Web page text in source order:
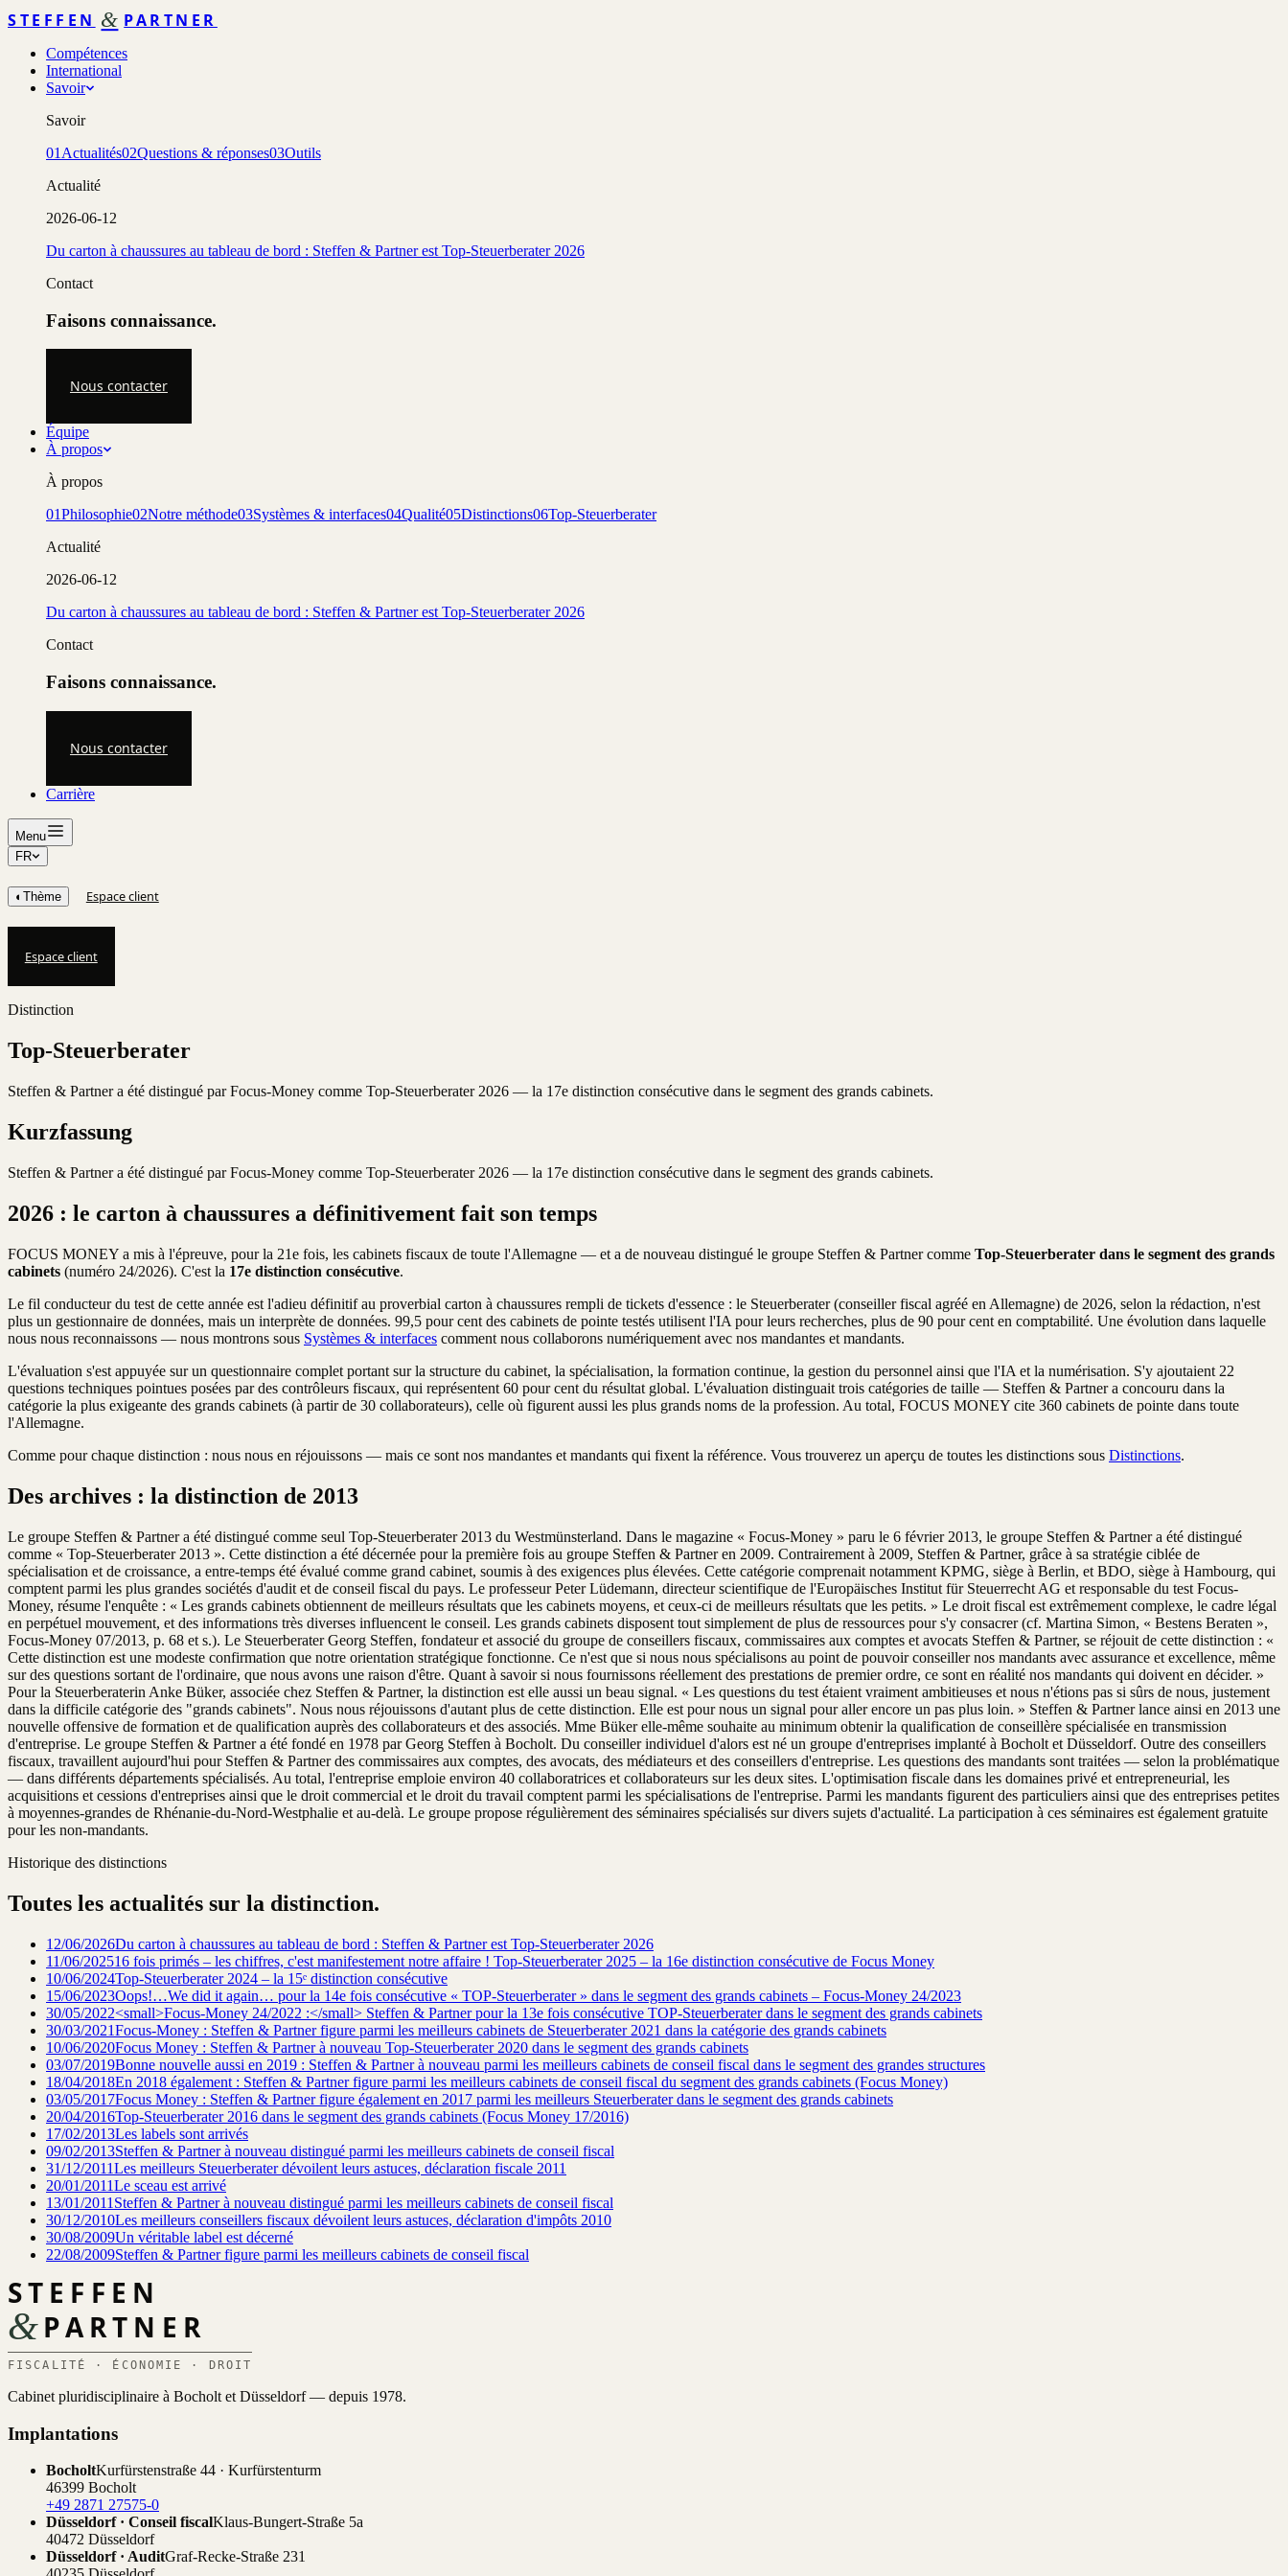
STEFFEN & PARTNER
Compétences
International
Savoir
Savoir
01 Actualités02Questions & réponses03Outils
Actualité
2026-06-12
Du carton à chaussures au tableau de bord : Steffen & Partner est Top-Steuerberater 2026
Contact
Faisons connaissance.
Nous contacter
Équipe
À propos
À propos
01Philosophie02Notre méthode03Systèmes & interfaces04Qualité05Distinctions06Top-Steuerberater
Actualité
2026-06-12
Du carton à chaussures au tableau de bord : Steffen & Partner est Top-Steuerberater 2026
Contact
Faisons connaissance.
Nous contacter
Carrière
Menu
FR
◐ Thème Espace client
Espace client
Distinction
Top-Steuerberater
Steffen & Partner a été distingué par Focus-Money comme Top-Steuerberater 2026 — la 17e distinction consécutive dans le segment des grands cabinets.
Kurzfassung
Steffen & Partner a été distingué par Focus-Money comme Top-Steuerberater 2026 — la 17e distinction consécutive dans le segment des grands cabinets.
2026 : le carton à chaussures a définitivement fait son temps
FOCUS MONEY a mis à l'épreuve, pour la 21e fois, les cabinets fiscaux de toute l'Allemagne — et a de nouveau distingué le groupe Steffen & Partner comme Top-Steuerberater dans le segment des grands
cabinets (numéro 24/2026). C'est la 17e distinction consécutive.
Le fil conducteur du test de cette année est l'adieu définitif au proverbial carton à chaussures rempli de tickets d'essence : le Steuerberater (conseiller fiscal agréé en Allemagne) de 2026, selon la rédaction, n'est
plus un gestionnaire de données, mais un interprète de données. 99,5 pour cent des cabinets de pointe testés utilisent l'IA pour leurs recherches, plus de 90 pour cent en comptabilité. Une évolution dans laquelle
nous nous reconnaissons — nous montrons sous Systèmes & interfaces comment nous collaborons numériquement avec nos mandantes et mandants.
L'évaluation s'est appuyée sur un questionnaire complet portant sur la structure du cabinet, la spécialisation, la formation continue, la gestion du personnel ainsi que l'IA et la numérisation. S'y ajoutaient 22
questions techniques pointues posées par des contrôleurs fiscaux, qui représentent 60 pour cent du résultat global. L'évaluation distinguait trois catégories de taille — Steffen & Partner a concouru dans la
catégorie la plus exigeante des grands cabinets (à partir de 30 collaborateurs), celle où figurent aussi les plus grands noms de la profession. Au total, FOCUS MONEY cite 360 cabinets de pointe dans toute
l'Allemagne.
Comme pour chaque distinction : nous nous en réjouissons — mais ce sont nos mandantes et mandants qui fixent la référence. Vous trouverez un aperçu de toutes les distinctions sous Distinctions.
Des archives : la distinction de 2013
Le groupe Steffen & Partner a été distingué comme seul Top-Steuerberater 2013 du Westmünsterland. Dans le magazine « Focus-Money » paru le 6 février 2013, le groupe Steffen & Partner a été distingué
comme « Top-Steuerberater 2013 ». Cette distinction a été décernée pour la première fois au groupe Steffen & Partner en 2009. Contrairement à 2009, Steffen & Partner, grâce à sa stratégie ciblée de
spécialisation et de croissance, a entre-temps été évalué comme grand cabinet, soumis à des exigences plus élevées. Cette catégorie comprenait notamment KPMG, siège à Berlin, et BDO, siège à Hambourg, qui
comptent parmi les plus grandes sociétés d'audit et de conseil fiscal du pays. Le professeur Peter Lüdemann, directeur scientifique de l'Europäisches Institut für Steuerrecht AG et responsable du test Focus-
Money, résume l'enquête : « Les grands cabinets obtiennent de meilleurs résultats que les cabinets moyens, et ceux-ci de meilleurs résultats que les petits. » Le droit fiscal est extrêmement complexe, le cadre légal
en perpétuel mouvement, et des informations très diverses influencent le conseil. Les grands cabinets disposent tout simplement de plus de ressources pour s'y consacrer (cf. Martina Simon, « Bestens Beraten »,
Focus-Money 07/2013, p. 68 et s.). Le Steuerberater Georg Steffen, fondateur et associé du groupe de conseillers fiscaux, commissaires aux comptes et avocats Steffen & Partner, se réjouit de cette distinction : «
Cette distinction est une modeste confirmation que notre orientation stratégique fonctionne. Ce n'est que si nous nous spécialisons au point de pouvoir conseiller nos mandants avec assurance et excellence, même
sur des questions sortant de l'ordinaire, que nous avons une raison d'être. Quant à savoir si nous fournissons réellement des prestations de premier ordre, ce sont en réalité nos mandants qui doivent en décider. »
Pour la Steuerberaterin Anke Büker, associée chez Steffen & Partner, la distinction est elle aussi un beau signal. « Les questions du test étaient vraiment ambitieuses et nous n'étions pas si sûrs de nous, justement
dans la difficile catégorie des "grands cabinets". Nous nous réjouissons d'autant plus de cette distinction. Elle est pour nous un signal pour aller encore un pas plus loin. » Steffen & Partner lance ainsi en 2013 une
nouvelle offensive de formation et de qualification auprès des collaborateurs et des associés. Mme Büker elle-même souhaite au minimum obtenir la qualification de conseillère spécialisée en transmission
d'entreprise. Le groupe Steffen & Partner a été fondé en 1978 par Georg Steffen à Bocholt. Du conseiller individuel d'alors est né un groupe d'entreprises implanté à Bocholt et Düsseldorf. Outre des conseillers
fiscaux, travaillent aujourd'hui pour Steffen & Partner des commissaires aux comptes, des avocats, des médiateurs et des conseillers d'entreprise. Les questions des mandants sont traitées — selon la problématique
— dans différents départements spécialisés. Au total, l'entreprise emploie environ 40 collaboratrices et collaborateurs sur les deux sites. L'optimisation fiscale dans les domaines privé et entrepreneurial, les
acquisitions et cessions d'entreprises ainsi que le droit commercial et le droit du travail comptent parmi les spécialisations de l'entreprise. Parmi les mandants figurent des particuliers ainsi que des entreprises petites
à moyennes-grandes de Rhénanie-du-Nord-Westphalie et au-delà. Le groupe propose régulièrement des séminaires spécialisés sur divers sujets d'actualité. La participation à ces séminaires est également gratuite
pour les non-mandants.
Historique des distinctions
Toutes les actualités sur la distinction.
12/06/2026Du carton à chaussures au tableau de bord : Steffen & Partner est Top-Steuerberater 2026
11/06/202516 fois primés – les chiffres, c'est manifestement notre affaire ! Top-Steuerberater 2025 – la 16e distinction consécutive de Focus Money
10/06/2024Top-Steuerberater 2024 – la 15ᵉ distinction consécutive
15/06/2023Oops!…We did it again… pour la 14e fois consécutive « TOP-Steuerberater » dans le segment des grands cabinets – Focus-Money 24/2023
30/05/2022<small>Focus-Money 24/2022 :</small> Steffen & Partner pour la 13e fois consécutive TOP-Steuerberater dans le segment des grands cabinets
30/03/2021Focus-Money : Steffen & Partner figure parmi les meilleurs cabinets de Steuerberater 2021 dans la catégorie des grands cabinets
10/06/2020Focus Money : Steffen & Partner à nouveau Top-Steuerberater 2020 dans le segment des grands cabinets
03/07/2019Bonne nouvelle aussi en 2019 : Steffen & Partner à nouveau parmi les meilleurs cabinets de conseil fiscal dans le segment des grandes structures
18/04/2018En 2018 également : Steffen & Partner figure parmi les meilleurs cabinets de conseil fiscal du segment des grands cabinets (Focus Money)
03/05/2017Focus Money : Steffen & Partner figure également en 2017 parmi les meilleurs Steuerberater dans le segment des grands cabinets
20/04/2016Top-Steuerberater 2016 dans le segment des grands cabinets (Focus Money 17/2016)
17/02/2013Les labels sont arrivés
09/02/2013Steffen & Partner à nouveau distingué parmi les meilleurs cabinets de conseil fiscal
31/12/2011Les meilleurs Steuerberater dévoilent leurs astuces, déclaration fiscale 2011
20/01/2011Le sceau est arrivé
13/01/2011 Steffen & Partner à nouveau distingué parmi les meilleurs cabinets de conseil fiscal
30/12/2010Les meilleurs conseillers fiscaux dévoilent leurs astuces, déclaration d'impôts 2010
30/08/2009Un véritable label est décerné
22/08/2009Steffen & Partner figure parmi les meilleurs cabinets de conseil fiscal
STEFFEN
&PARTNER
FISCALITÉ · ÉCONOMIE · DROIT
Cabinet pluridisciplinaire à Bocholt et Düsseldorf — depuis 1978.
Implantations
BocholtKurfürstenstraße 44 · Kurfürstenturm
46399 Bocholt
+49 2871 27575-0
Düsseldorf · Conseil fiscalKlaus-Bungert-Straße 5a
40472 Düsseldorf
Düsseldorf · AuditGraf-Recke-Straße 231